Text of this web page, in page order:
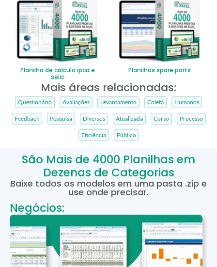
Planilha de cálculo ipca e
selic
Planilhas spare parts
Mais áreas relacionadas:
Questionário Avaliações Levantamento Coleta Humanos
Feedback Pesquisa Diversos Atualizada Curso Processo
Eficiência Público
São Mais de 4000 Planilhas em
Dezenas de Categorias
Baixe todos os modelos em uma pasta .zip e
use onde precisar.
Negócios: